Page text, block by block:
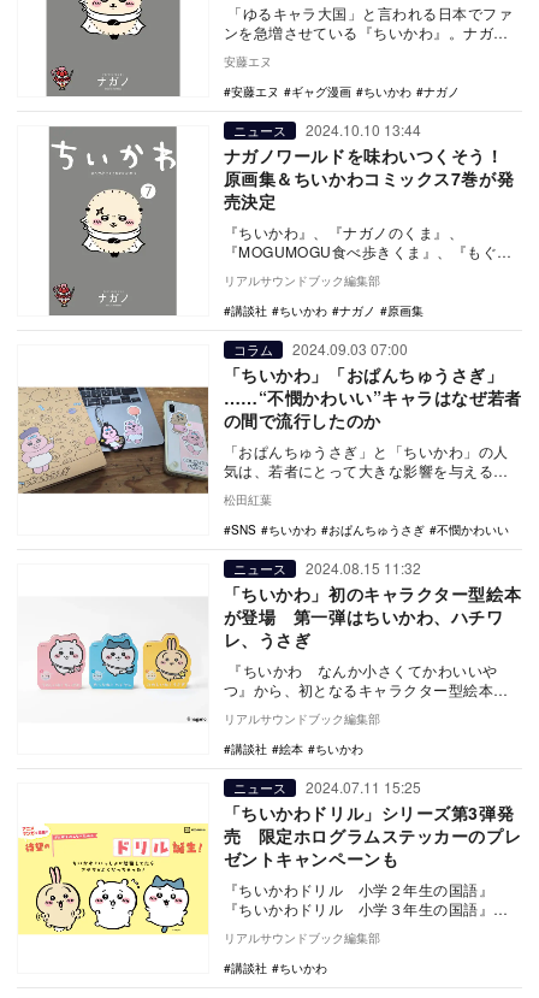
「ゆるキャラ大国」と言われる日本でファ
ンを急増させている『ちいかわ』。ナガノ
氏がX（旧Twitter）にて2020年から連載
し…
安藤エヌ
安藤エヌ
ギャグ漫画 ちいかわ ナガノ
ニュース 2024.10.10 13:44
ナガノワールドを味わいつくそう！
原画集＆ちいかわコミックス7巻が発
売決定
『ちいかわ』、『ナガノのくま』、
『MOGUMOGU食べ歩きくま』、『もぐら
コロッケ』など、ナガノ氏の代表する作品
を思う存分味わえ…
リアルサウンドブック編集部
講談社
ちいかわ ナガノ 原画集
コラム 2024.09.03 07:00
「ちいかわ」「おぱんちゅうさぎ」
……“不憫かわいい”キャラはなぜ若者
の間で流行したのか
「おぱんちゅうさぎ」と「ちいかわ」の人
気は、若者にとって大きな影響を与えるも
のであった。その「不憫かわいい」様子
は、ソーシャルメ…
松田紅葉
SNS
ちいかわ おぱんちゅうさぎ 不憫かわいい
ニュース 2024.08.15 11:32
「ちいかわ」初のキャラクター型絵本
が登場 第一弾はちいかわ、ハチワ
レ、うさぎ
『ちいかわ なんか小さくてかわいいや
つ』から、初となるキャラクター型絵本が
登場した。『だいすきちいかわ シェイプブ
ックミニ』第…
リアルサウンドブック編集部
講談社
絵本 ちいかわ
ニュース 2024.07.11 15:25
「ちいかわドリル」シリーズ第3弾発
売 限定ホログラムステッカーのプレ
ゼントキャンペーンも
『ちいかわドリル 小学２年生の国語』
『ちいかわドリル 小学３年生の国語』が
講談社より発売された。 このたび発売さ
れた2冊…
リアルサウンドブック編集部
講談社
ちいかわ